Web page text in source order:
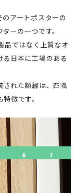
アートポスターの
ーの一つです。
品ではなく上質なオ
る日本に工場のある
された額縁は、四隅
徴です。